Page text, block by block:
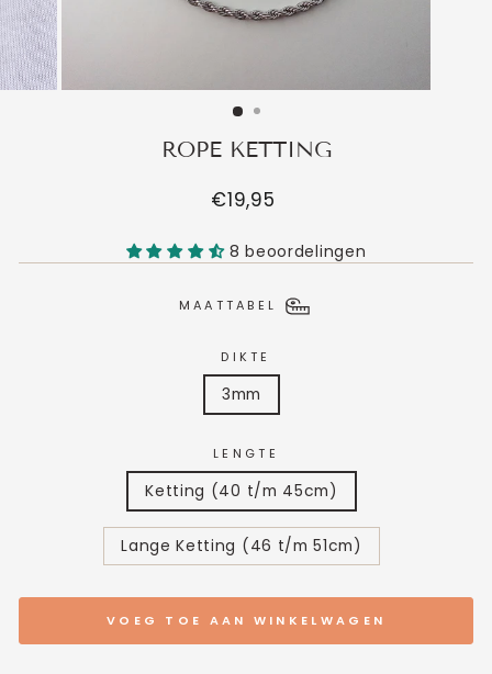
ROPE KETTING
Normale
€19,95
8 beoordelingen
MAATTABEL
DIKTE
3mm
LENGTE
Ketting (40 t/m 45cm)
Lange Ketting (46 t/m 51cm)
VOEG TOE AAN WINKELWAGEN